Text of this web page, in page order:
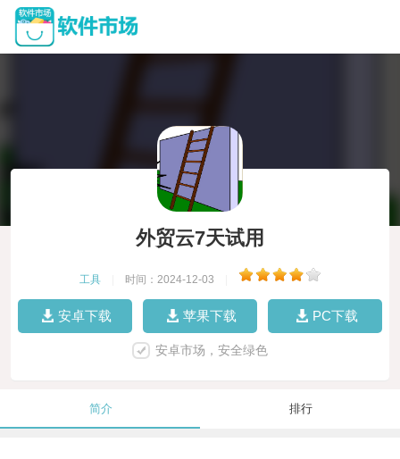
外贸云7天试用
工具 时间：2024-12-03
安卓下载 苹果下载 PC下载
安卓市场，安全绿色
简介 排行